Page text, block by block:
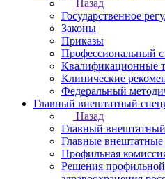
Назад
Государственное
Законы
Приказы
Профессиональный
Квалификационные
Клинические
Федеральный
Главный внештатный
Назад
Главный
Главные внештатные
Профильная
Решения